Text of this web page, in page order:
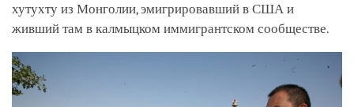
хутухту из Монголии, эмигрировавший в США и
живший там в калмыцком иммигрантском сообществе.